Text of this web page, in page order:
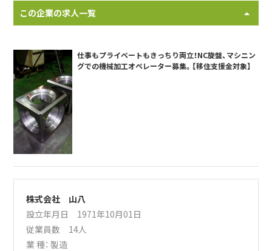
この企業の求人一覧
仕事もプライベートもきっちり両立！NC旋盤、マシニン
グでの機械加工オペレーター募集。【移住支援金対象】
株式会社 山八
設立年月日 1971年10月01日
従業員数 14人
業 種：製造